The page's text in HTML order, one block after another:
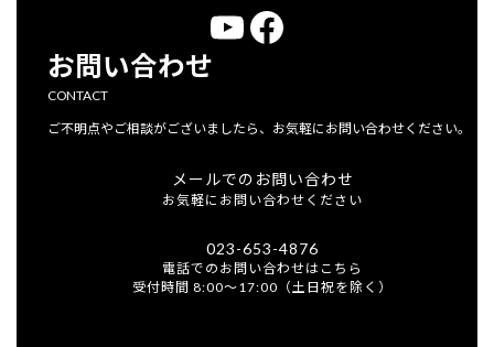
YouTube
Facebook
お問い合わせ
CONTACT
ご不明点やご相談がございましたら、お気軽にお問い合わせください。
メールでのお問い合わせ
お気軽にお問い合わせください
023-653-4876
電話でのお問い合わせはこちら
受付時間 8:00～17:00（土日祝を除く）